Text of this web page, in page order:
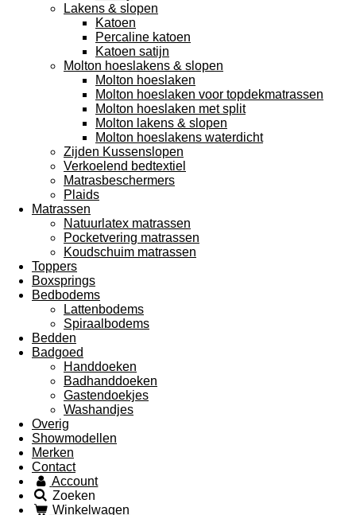
Lakens & slopen
Katoen
Percaline katoen
Katoen satijn
Molton hoeslakens & slopen
Molton hoeslaken
Molton hoeslaken voor topdekmatrassen
Molton hoeslaken met split
Molton lakens & slopen
Molton hoeslakens waterdicht
Zijden Kussenslopen
Verkoelend bedtextiel
Matrasbeschermers
Plaids
Matrassen
Natuurlatex matrassen
Pocketvering matrassen
Koudschuim matrassen
Toppers
Boxsprings
Bedbodems
Lattenbodems
Spiraalbodems
Bedden
Badgoed
Handdoeken
Badhanddoeken
Gastendoekjes
Washandjes
Overig
Showmodellen
Merken
Contact
Account
Zoeken
Winkelwagen